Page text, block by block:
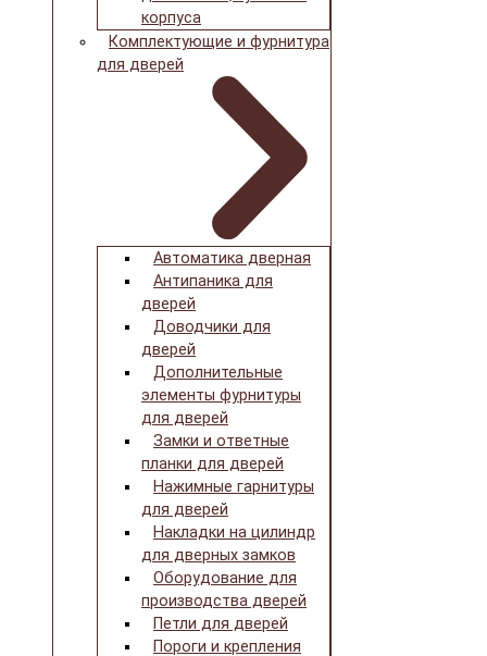
корпуса
Комплектующие и фурнитура
для дверей
Автоматика дверная
Антипаника для
дверей
Доводчики для
дверей
Дополнительные
элементы фурнитуры
для дверей
Замки и ответные
планки для дверей
Нажимные гарнитуры
для дверей
Накладки на цилиндр
для дверных замков
Оборудование для
производства дверей
Петли для дверей
Пороги и крепления